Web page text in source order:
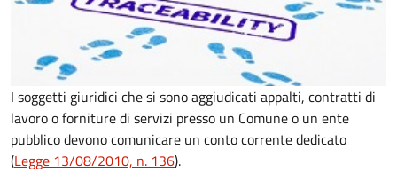
I soggetti giuridici che si sono aggiudicati appalti, contratti di
lavoro o forniture di servizi presso un Comune o un ente
pubblico devono comunicare un conto corrente dedicato
(Legge 13/08/2010, n. 136).